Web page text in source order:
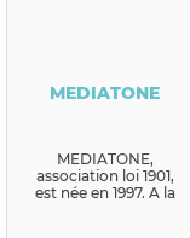
MEDIATONE
MEDIATONE,
association loi 1901,
est née en 1997. A la